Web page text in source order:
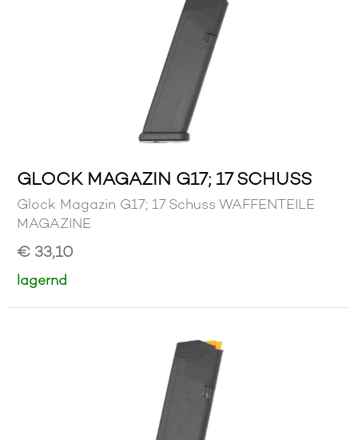
GLOCK MAGAZIN G17; 17 SCHUSS
Glock Magazin G17; 17 Schuss WAFFENTEILE
MAGAZINE
€ 33,10
lagernd